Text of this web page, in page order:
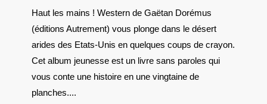
GAËTAN
DORÉMUS
NE
VA
PAS
Haut les mains ! Western de Gaëtan Dorémus
(éditions Autrement) vous plonge dans le désert
arides des Etats-Unis en quelques coups de crayon.
Cet album jeunesse est un livre sans paroles qui
vous conte une histoire en une vingtaine de
planches....